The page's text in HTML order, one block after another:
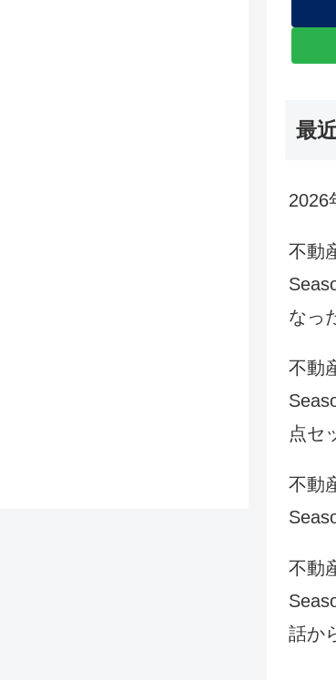
最
2026
不動
なっ
不動
点セ
不動
不動
話か